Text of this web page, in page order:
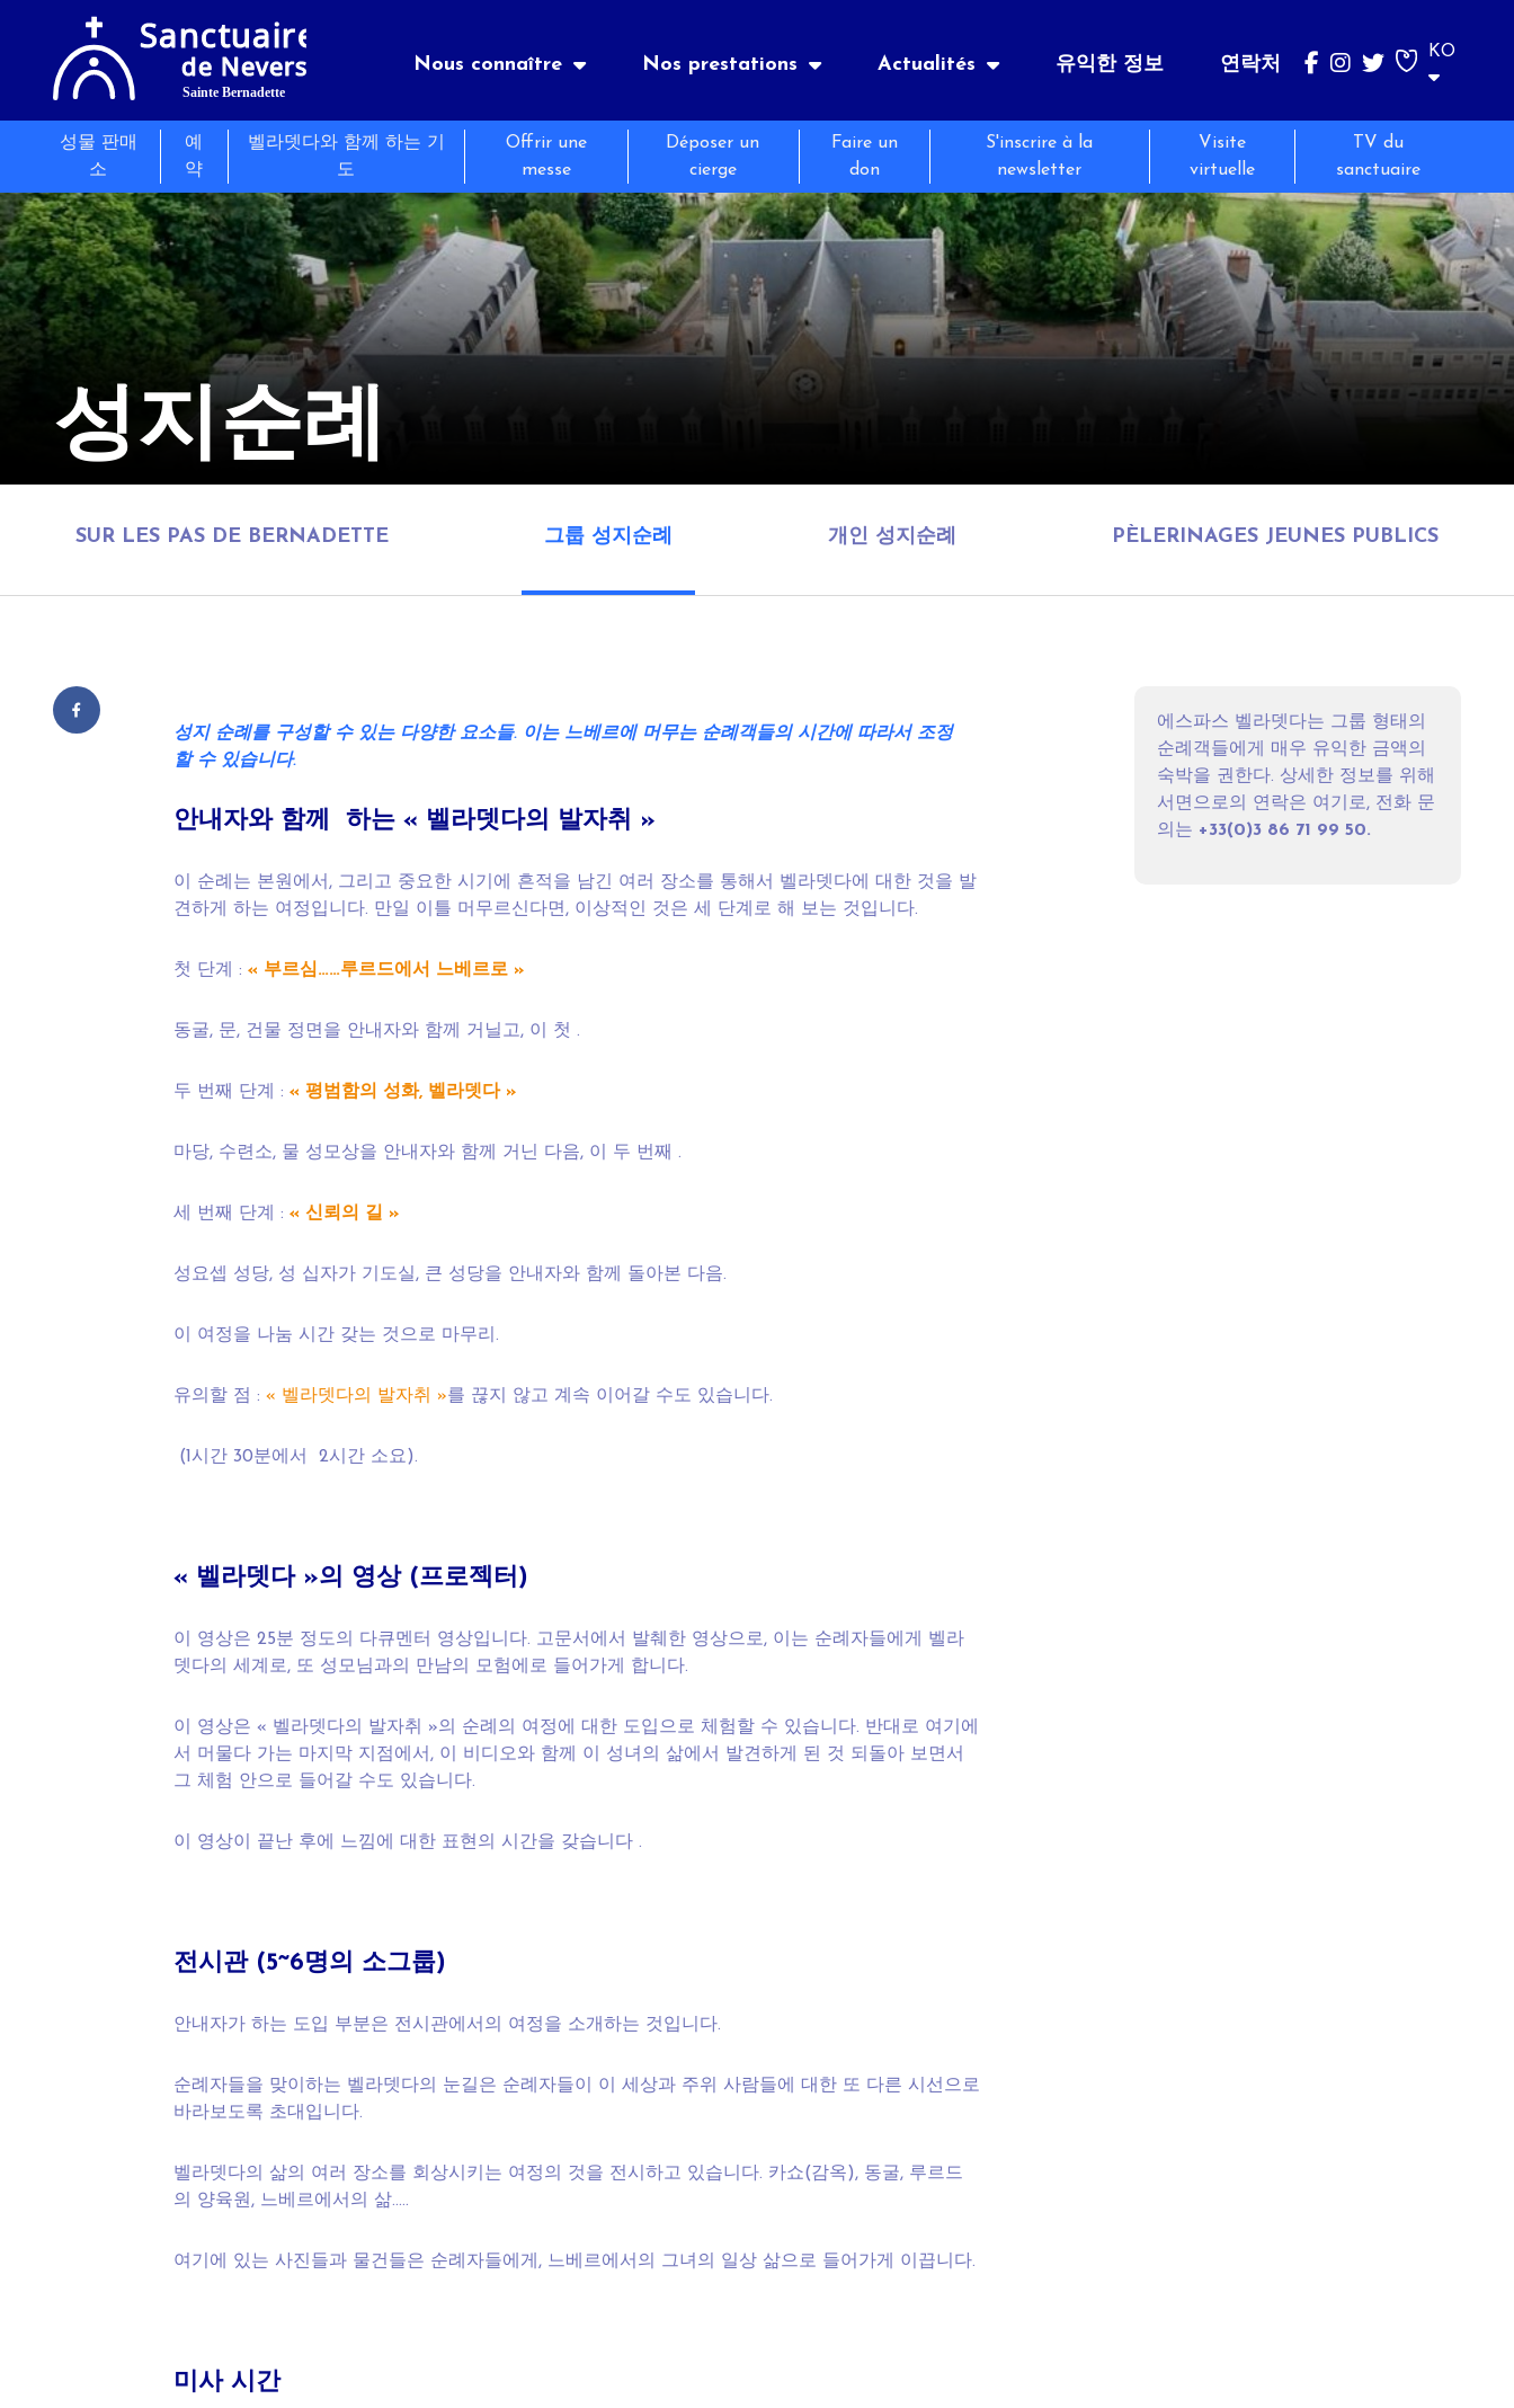
Nous connaître
성지
유익한 정보 그녀의 말들
그녀의 역사
유해
벨라뎃다와 함께 하는 기도
벨라뎃다 곁에서의 봉사활동
Nos prestations
Séminaires
피정 Sur les pas de Bernadette
그룹 성지순례
개인 성지순례
Pèlerinages jeunes publics
Actualités
Les événements
Horaires des messes
Temps de prière
유익한 정보 연락처
KO
성물 판매
소
예
약
벨라뎃다와 함께 하는 기
도
Offrir une
messe
Déposer un
cierge
Faire un
don
S'inscrire à la
newsletter
Visite
virtuelle
TV du
sanctuaire
성지순례
SUR LES PAS DE BERNADETTE 그룹 성지순례 개인 성지순례 PÈLERINAGES JEUNES PUBLICS
성지 순례를 구성할 수 있는 다양한 요소들. 이는 느베르에 머무는 순례객들의 시간에 따라서 조정
할 수 있습니다.
안내자와 함께 하는 « 벨라뎃다의 발자취 »
이 순례는 본원에서, 그리고 중요한 시기에 흔적을 남긴 여러 장소를 통해서 벨라뎃다에 대한 것을 발
견하게 하는 여정입니다. 만일 이틀 머무르신다면, 이상적인 것은 세 단계로 해 보는 것입니다.
첫 단계 : « 부르심……루르드에서 느베르로 »
동굴, 문, 건물 정면을 안내자와 함께 거닐고, 이 첫 .
두 번째 단계 : « 평범함의 성화, 벨라뎃다 »
마당, 수련소, 물 성모상을 안내자와 함께 거닌 다음, 이 두 번째 .
세 번째 단계 : « 신뢰의 길 »
성요셉 성당, 성 십자가 기도실, 큰 성당을 안내자와 함께 돌아본 다음.
이 여정을 나눔 시간 갖는 것으로 마무리.
유의할 점 : « 벨라뎃다의 발자취 »를 끊지 않고 계속 이어갈 수도 있습니다.
(1시간 30분에서 2시간 소요).
« 벨라뎃다 »의 영상 (프로젝터)
이 영상은 25분 정도의 다큐멘터 영상입니다. 고문서에서 발췌한 영상으로, 이는 순례자들에게 벨라
뎃다의 세계로, 또 성모님과의 만남의 모험에로 들어가게 합니다.
이 영상은 « 벨라뎃다의 발자취 »의 순례의 여정에 대한 도입으로 체험할 수 있습니다. 반대로 여기에
서 머물다 가는 마지막 지점에서, 이 비디오와 함께 이 성녀의 삶에서 발견하게 된 것 되돌아 보면서
그 체험 안으로 들어갈 수도 있습니다.
이 영상이 끝난 후에 느낌에 대한 표현의 시간을 갖습니다 .
전시관 (5~6명의 소그룹)
안내자가 하는 도입 부분은 전시관에서의 여정을 소개하는 것입니다.
순례자들을 맞이하는 벨라뎃다의 눈길은 순례자들이 이 세상과 주위 사람들에 대한 또 다른 시선으로
바라보도록 초대입니다.
벨라뎃다의 삶의 여러 장소를 회상시키는 여정의 것을 전시하고 있습니다. 카쇼(감옥), 동굴, 루르드
의 양육원, 느베르에서의 삶…..
여기에 있는 사진들과 물건들은 순례자들에게, 느베르에서의 그녀의 일상 삶으로 들어가게 이끕니다.
미사 시간
에스파스 벨라뎃다는 그룹 형태의
순례객들에게 매우 유익한 금액의
숙박을 권한다. 상세한 정보를 위해
서면으로의 연락은 여기 로, 전화 문
의는 +33(0)3 86 71 99 50.